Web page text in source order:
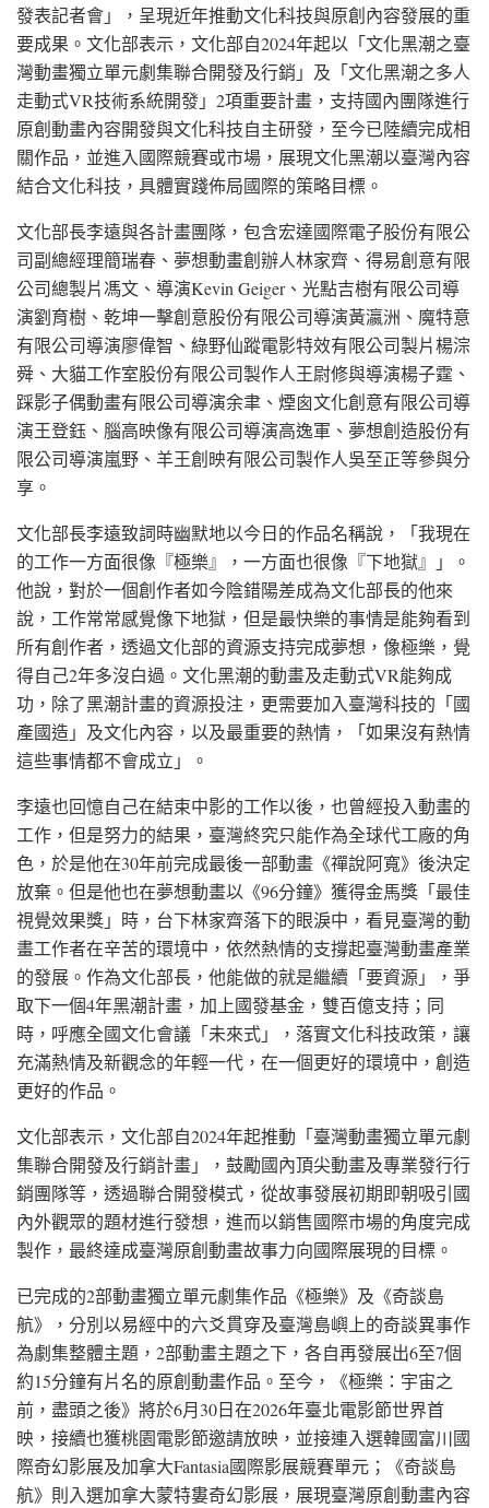
發表記者會」，呈現近年推動文化科技與原創內容發展的重
要成果。文化部表示，文化部自2024年起以「文化黑潮之臺
灣動畫獨立單元劇集聯合開發及行銷」及「文化黑潮之多人
走動式VR技術系統開發」2項重要計畫，支持國內團隊進行
原創動畫內容開發與文化科技自主研發，至今已陸續完成相
關作品，並進入國際競賽或市場，展現文化黑潮以臺灣內容
結合文化科技，具體實踐佈局國際的策略目標。
文化部長李遠與各計畫團隊，包含宏達國際電子股份有限公
司副總經理簡瑞春、夢想動畫創辦人林家齊、得易創意有限
公司總製片馮文、導演Kevin Geiger、光點吉樹有限公司導
演劉育樹、乾坤一擊創意股份有限公司導演黃瀛洲、魔特意
有限公司導演廖偉智、綠野仙蹤電影特效有限公司製片楊淙
舜、大貓工作室股份有限公司製作人王尉修與導演楊子霆、
踩影子偶動畫有限公司導演余聿、煙囪文化創意有限公司導
演王登鈺、腦高映像有限公司導演高逸軍、夢想創造股份有
限公司導演嵐野、羊王創映有限公司製作人吳至正等參與分
享。
文化部長李遠致詞時幽默地以今日的作品名稱說，「我現在
的工作一方面很像『極樂』，一方面也很像『下地獄』」。
他說，對於一個創作者如今陰錯陽差成為文化部長的他來
說，工作常常感覺像下地獄，但是最快樂的事情是能夠看到
所有創作者，透過文化部的資源支持完成夢想，像極樂，覺
得自己2年多沒白過。文化黑潮的動畫及走動式VR能夠成
功，除了黑潮計畫的資源投注，更需要加入臺灣科技的「國
產國造」及文化內容，以及最重要的熱情，「如果沒有熱情
這些事情都不會成立」。
李遠也回憶自己在結束中影的工作以後，也曾經投入動畫的
工作，但是努力的結果，臺灣終究只能作為全球代工廠的角
色，於是他在30年前完成最後一部動畫《禪說阿寬》後決定
放棄。但是他也在夢想動畫以《96分鐘》獲得金馬獎「最佳
視覺效果獎」時，台下林家齊落下的眼淚中，看見臺灣的動
畫工作者在辛苦的環境中，依然熱情的支撐起臺灣動畫產業
的發展。作為文化部長，他能做的就是繼續「要資源」，爭
取下一個4年黑潮計畫，加上國發基金，雙百億支持；同
時，呼應全國文化會議「未來式」，落實文化科技政策，讓
充滿熱情及新觀念的年輕一代，在一個更好的環境中，創造
更好的作品。
文化部表示，文化部自2024年起推動「臺灣動畫獨立單元劇
集聯合開發及行銷計畫」，鼓勵國內頂尖動畫及專業發行行
銷團隊等，透過聯合開發模式，從故事發展初期即朝吸引國
內外觀眾的題材進行發想，進而以銷售國際市場的角度完成
製作，最終達成臺灣原創動畫故事力向國際展現的目標。
已完成的2部動畫獨立單元劇集作品《極樂》及《奇談島
航》，分別以易經中的六爻貫穿及臺灣島嶼上的奇談異事作
為劇集整體主題，2部動畫主題之下，各自再發展出6至7個
約15分鐘有片名的原創動畫作品。至今，《極樂：宇宙之
前，盡頭之後》將於6月30日在2026年臺北電影節世界首
映，接續也獲桃園電影節邀請放映，並接連入選韓國富川國
際奇幻影展及加拿大Fantasia國際影展競賽單元；《奇談島
航》則入選加拿大蒙特婁奇幻影展，展現臺灣原創動畫內容